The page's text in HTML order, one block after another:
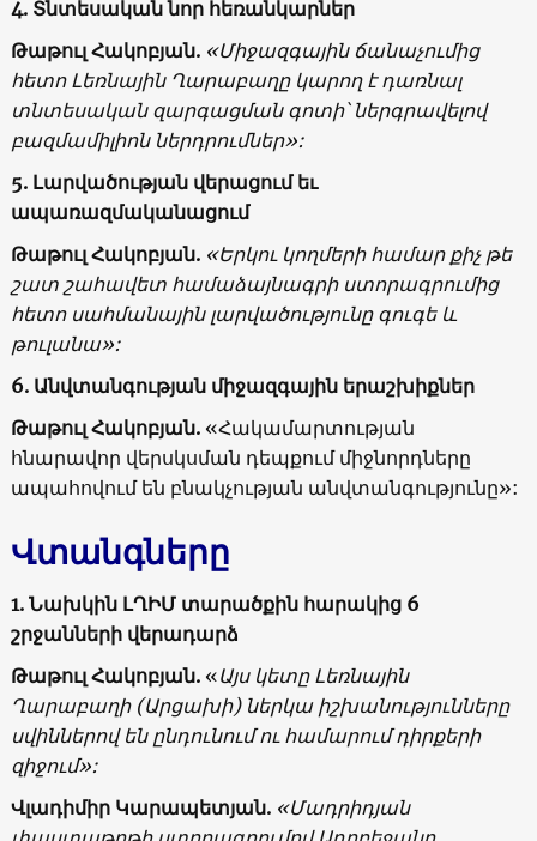
4. Տնտեսական նոր հեռանկարներ
Թաթուլ Հակոբյան. «Միջազգային ճանաչումից
հետո Լեռնային Ղարաբաղը կարող է դառնալ
տնտեսական զարգացման գոտի՝ ներգրավելով
բազմամիլիոն ներդրումներ»:
5. Լարվածության վերացում եւ
ապառազմականացում
Թաթուլ Հակոբյան. «Երկու կողմերի համար քիչ թե
շատ շահավետ համաձայնագրի ստորագրումից
հետո սահմանային լարվածությունը գուգե և
թուլանա»:
6. Անվտանգության միջազգային երաշխիքներ
Թաթուլ Հակոբյան.«Հակամարտության
հնարավոր վերսկսման դեպքում միջնորդները
ապահովում են բնակչության անվտանգությունը»:
Վտանգները
1. Նախկին ԼՂԻՄ տարածքին հարակից 6
շրջանների վերադարձ
Թաթուլ Հակոբյան.«Այս կետը Լեռնային
Ղարաբաղի (Արցախի) ներկա իշխանությունները
սվիններով են ընդունում ու համարում դիրքերի
զիջում»:
Վլադիմիր Կարապետյան. «Մադրիդյան